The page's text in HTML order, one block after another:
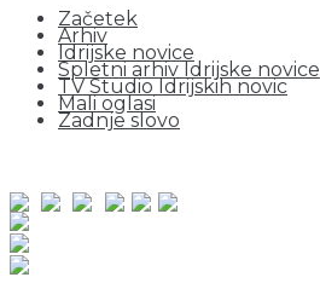
Začetek
Arhiv
Idrijske novice
Spletni arhiv Idrijske novice
TV Studio Idrijskih novic
Mali oglasi
Zadnje slovo